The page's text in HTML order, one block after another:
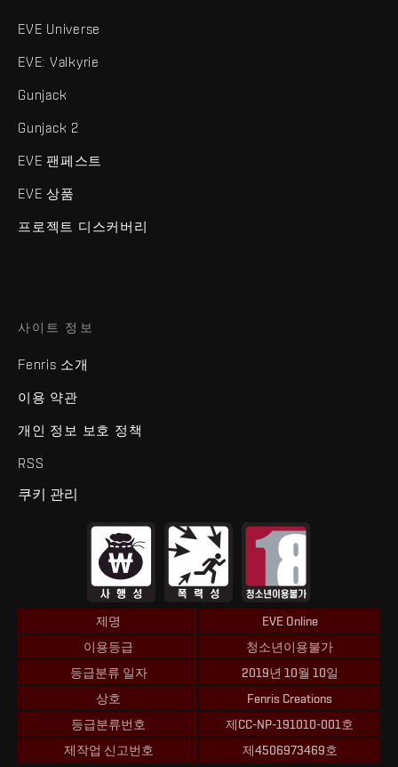
EVE Universe
EVE: Valkyrie
Gunjack
Gunjack 2
EVE 팬페스트
EVE 상품
프로젝트 디스커버리
사이트 정보
Fenris 소개
이용 약관
개인 정보 보호 정책
RSS
쿠키 관리
제명
EVE Online
이용등급
청소년이용불가
등급분류 일자
2019년 10월 10일
상호
Fenris Creations
등급분류번호
제CC-NP-191010-001호
제작업 신고번호
제4506973469호